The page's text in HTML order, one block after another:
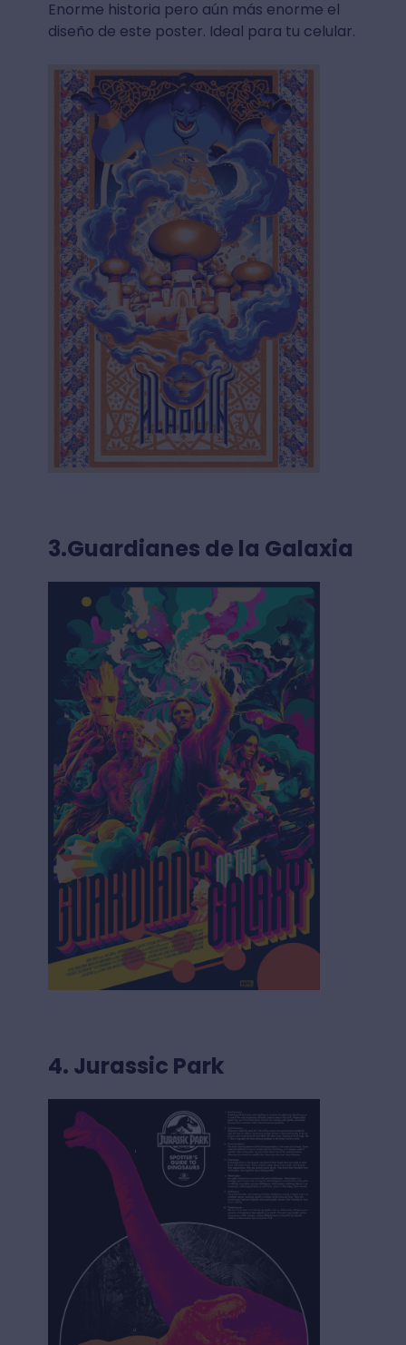
Enorme historia pero aún más enorme el
diseño de este poster. Ideal para tu celular.
3.Guardianes de la Galaxia
4. Jurassic Park